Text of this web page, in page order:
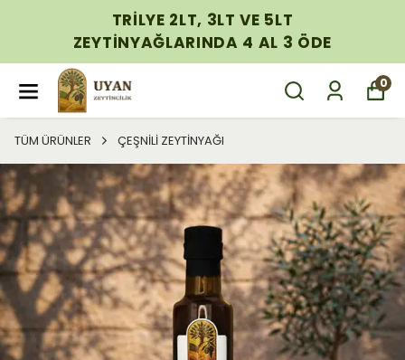
TRİLYE 2LT, 3LT VE 5LT
ZEYTİNYAĞLARINDA 4 AL 3 ÖDE
0
TÜM ÜRÜNLER ÇEŞNİLİ ZEYTİNYAĞI